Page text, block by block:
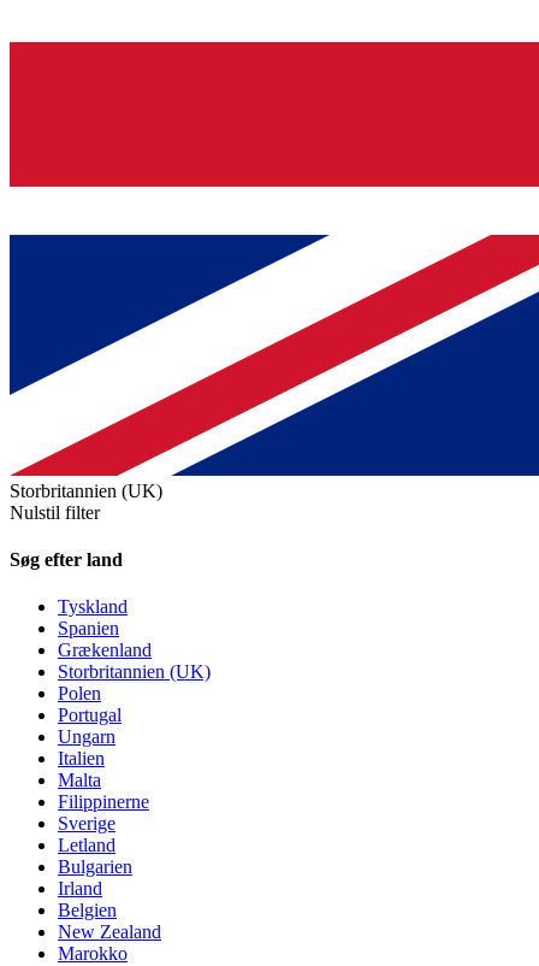
Storbritannien (UK)
Nulstil filter
Søg efter land
Tyskland
Spanien
Grækenland
Storbritannien (UK)
Polen
Portugal
Ungarn
Italien
Malta
Filippinerne
Sverige
Letland
Bulgarien
Irland
Belgien
New Zealand
Marokko